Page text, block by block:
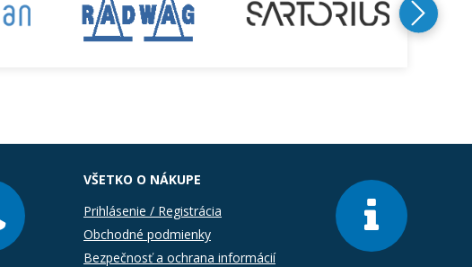
VŠETKO O NÁKUPE
Prihlásenie / Registrácia
Obchodné podmienky
Bezpečnosť a ochrana informácií